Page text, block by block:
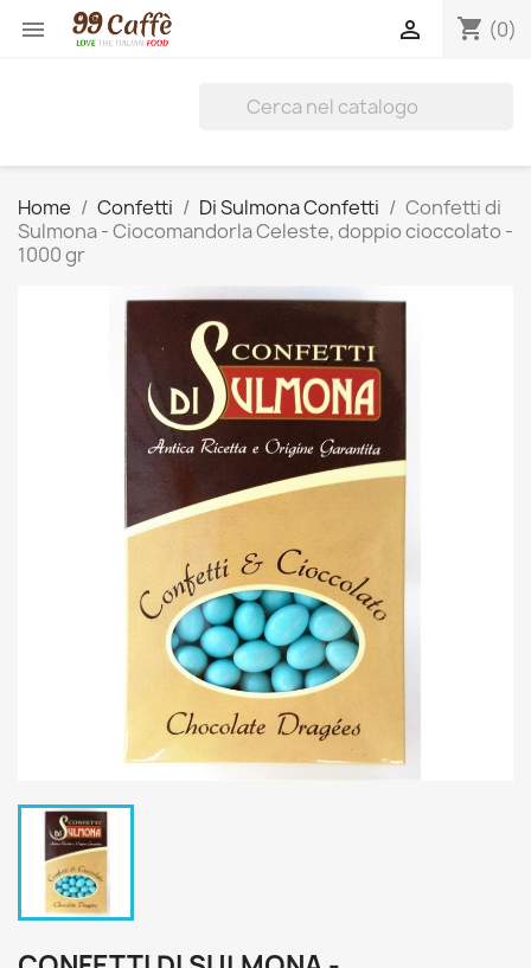
 shopping_cart (0)

Home Confetti Di Sulmona Confetti
Confetti di
Sulmona - Ciocomandorla Celeste, doppio cioccolato -
1000 gr